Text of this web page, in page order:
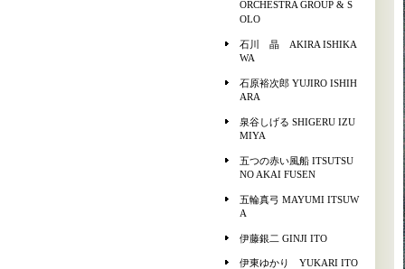
ORCHESTRA GROUP & S
OLO
石川 晶 AKIRA ISHIKA
WA
石原裕次郎 YUJIRO ISHIH
ARA
泉谷しげる SHIGERU IZU
MIYA
五つの赤い風船 ITSUTSU
NO AKAI FUSEN
五輪真弓 MAYUMI ITSUW
A
伊藤銀二 GINJI ITO
伊東ゆかり YUKARI ITO